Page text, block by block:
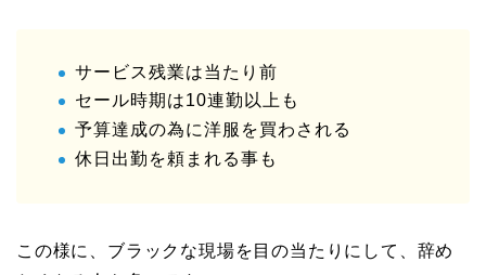
サービス残業は当たり前
セール時期は10連勤以上も
予算達成の為に洋服を買わされる
休日出勤を頼まれる事も
この様に、ブラックな現場を目の当たりにして、辞め